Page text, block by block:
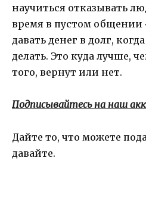
научиться отказывать
время в пустом общении
давать денег в долг,
делать. Это куда лучше,
того, вернут или нет.
Подписывайтесь на наш
Дайте то, что можете
давайте.